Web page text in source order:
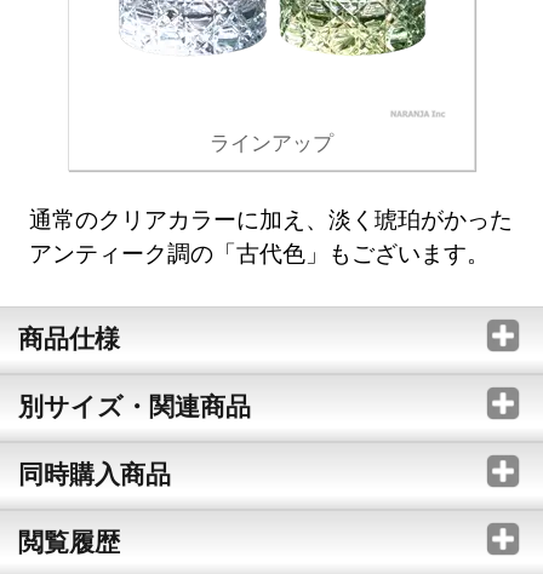
ラインアップ
通常のクリアカラーに加え、淡く琥珀がかった
アンティーク調の「古代色」もございます。
商品仕様
別サイズ・関連商品
同時購入商品
閲覧履歴